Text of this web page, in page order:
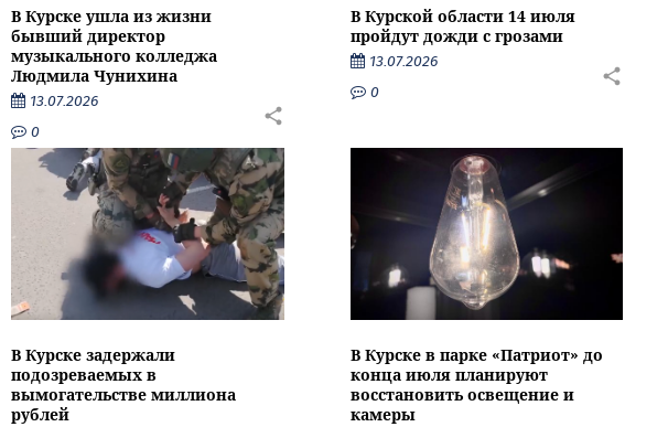
В Курске ушла из жизни
бывший директор
музыкального колледжа
Людмила Чунихина
13.07.2026
0
В Курской области 14 июля
пройдут дожди с грозами
13.07.2026
0
В Курске задержали
подозреваемых в
вымогательстве миллиона
рублей
В Курске в парке «Патриот» до
конца июля планируют
восстановить освещение и
камеры